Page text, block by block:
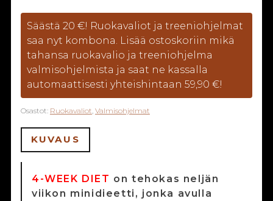
määrä
Säästä 20 €! Ruokavaliot ja treeniohjelmat
saa nyt kombona. Lisää ostoskoriin mikä
tahansa ruokavalio ja treeniohjelma
valmisohjelmista ja saat ne kassalla
automaattisesti yhteishintaan 59,90 €!
Osastot: Ruokavaliot Valmisohjelmat
KUVAUS
4-WEEK DIET on tehokas neljän
viikon minidieetti, jonka avulla